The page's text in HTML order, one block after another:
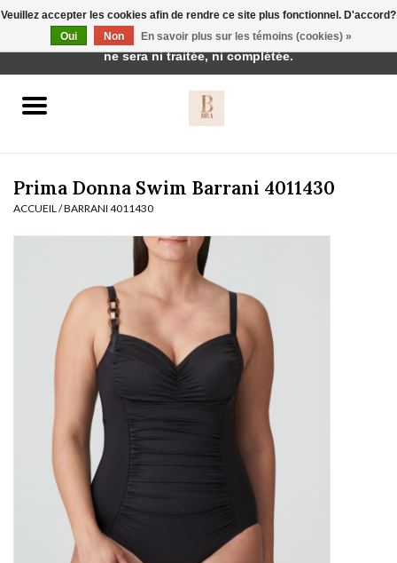
Homewear
Lingerie-accessoires
Cartes-cadeaux
Prima Donna Swim Barrani 4011430
ACCUEIL /BARRANI 4011430
Veuillez accepter les cookies afin de rendre ce site plus fonctionnel. D'accord?
Oui
Non En savoir plus sur les témoins (cookies) »
Cette boutique est en construction. Toute commande passée
ne sera ni traitée, ni complétée.